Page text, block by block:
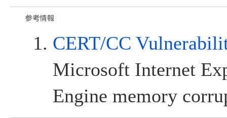
CERT/CC
Microsoft Internet
Engine memory